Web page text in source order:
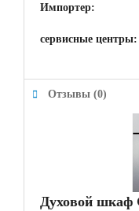
Импортер:
сервисные центры:
Отзывы (0)
Духовой шкаф